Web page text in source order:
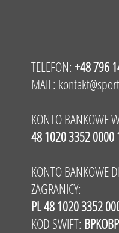
TELEFON: +48 796
MAIL:
KONTO BANKOWE
48 1020 3352 0000
KONTO BANKOWE
ZAGRANICY:
PL 48 1020 3352
KOD SWIFT: